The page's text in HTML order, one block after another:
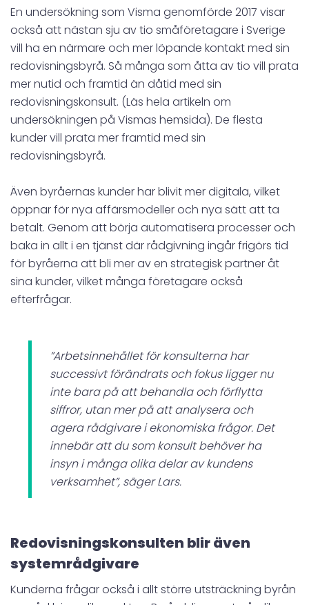
En undersökning som Visma genomförde 2017 visar
också att nästan sju av tio småföretagare i Sverige
vill ha en närmare och mer löpande kontakt med sin
redovisningsbyrå. Så många som åtta av tio vill prata
mer nutid och framtid än dåtid med sin
redovisningskonsult. (Läs hela artikeln om
undersökningen på Vismas hemsida). De flesta
kunder vill prata mer framtid med sin
redovisningsbyrå.
Även byråernas kunder har blivit mer digitala, vilket
öppnar för nya affärsmodeller och nya sätt att ta
betalt. Genom att börja automatisera processer och
baka in allt i en tjänst där rådgivning ingår frigörs tid
för byråerna att bli mer av en strategisk partner åt
sina kunder, vilket många företagare också
efterfrågar.
”Arbetsinnehållet för konsulterna har
successivt förändrats och fokus ligger nu
inte bara på att behandla och förflytta
siffror, utan mer på att analysera och
agera rådgivare i ekonomiska frågor. Det
innebär att du som konsult behöver ha
insyn i många olika delar av kundens
verksamhet”, säger Lars.
Redovisningskonsulten blir även
systemrådgivare
Kunderna frågar också i allt större utsträckning byrån